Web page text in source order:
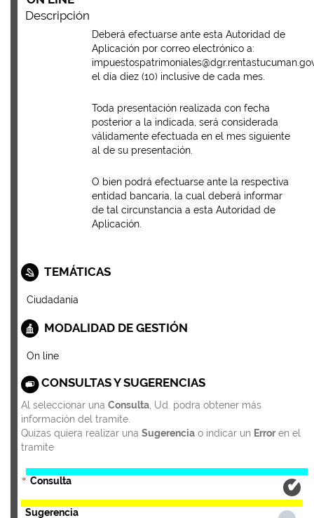
Descripción
Deberá efectuarse ante esta Autoridad de
Aplicación por correo electrónico a:
el día diez (10) inclusive de cada mes.
Toda presentación realizada con fecha
posterior a la indicada, será considerada
válidamente efectuada en el mes siguiente
al de su presentación.
O bien podrá efectuarse ante la respectiva
entidad bancaria, la cual deberá informar
de tal circunstancia a esta Autoridad de
Aplicación.
TEMÁTICAS
Ciudadanía
MODALIDAD DE GESTIÓN
On line
CONSULTAS Y SUGERENCIAS
Al seleccionar una Consulta , Ud. podra obtener más
información del tramite.
Quizas quiera realizar una Sugerencia o indicar un Erroren el
tramite
* Consulta
Sugerencia